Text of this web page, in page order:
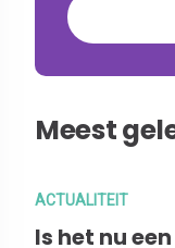
Meest
ACTUALITEIT
Is het nu